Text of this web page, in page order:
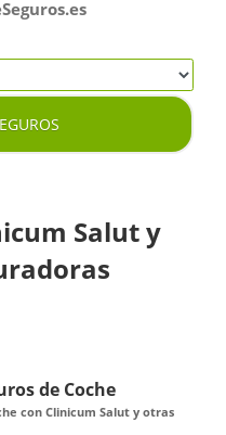
Salut y
de Coche
con Clinicum Salut y otras